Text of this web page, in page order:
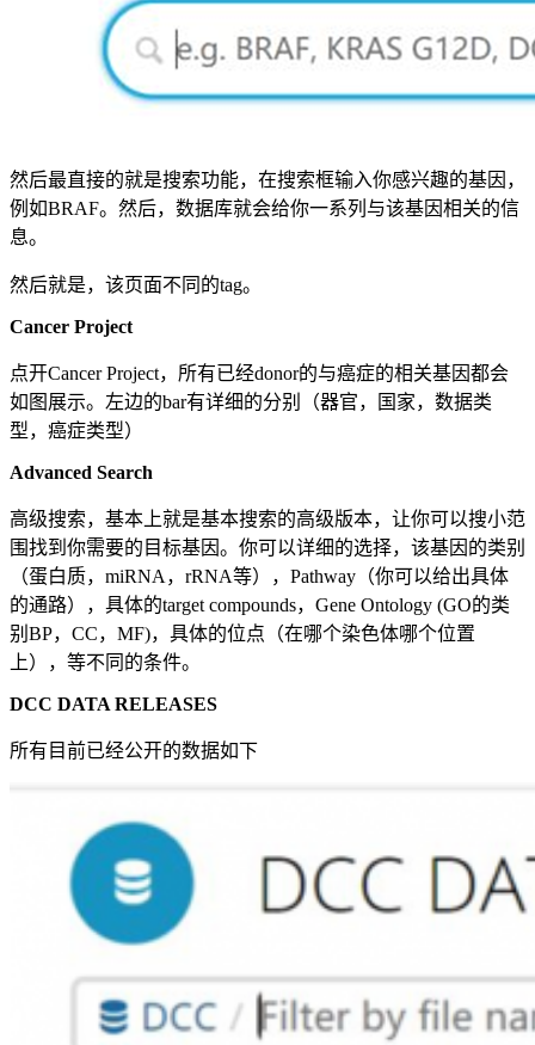
然后最直接的就是搜索功能，在搜索框输入你感兴趣的基因，
例如BRAF。然后，数据库就会给你一系列与该基因相关的信
息。
然后就是，该页面不同的tag。
Cancer Project
点开Cancer Project，所有已经donor的与癌症的相关基因都会
如图展示。左边的bar有详细的分别（器官，国家，数据类
型，癌症类型）
Advanced Search
高级搜索，基本上就是基本搜索的高级版本，让你可以搜小范
围找到你需要的目标基因。你可以详细的选择，该基因的类别
（蛋白质，miRNA，rRNA等），Pathway（你可以给出具体
的通路），具体的target compounds，Gene Ontology (GO的类
别BP，CC，MF)，具体的位点（在哪个染色体哪个位置
上），等不同的条件。
DCC DATA RELEASES
所有目前已经公开的数据如下